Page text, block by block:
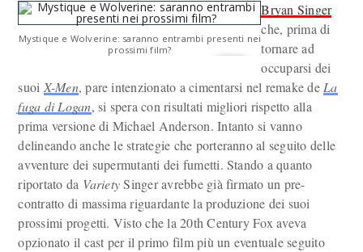
Mystique e Wolverine: saranno entrambi presenti nei
prossimi film?
Bryan Singer
che, prima di
tornare ad
occuparsi dei
suoi X-Men, pare intenzionato a cimentarsi nel remake de La
fuga di Logan, si spera con risultati migliori rispetto alla
prima versione di Michael Anderson. Intanto si vanno
delineando anche le strategie che porteranno al seguito delle
avventure dei supermutanti dei fumetti. Stando a quanto
riportato da VarietySinger avrebbe già firmato un pre-
contratto di massima riguardante la produzione dei suoi
prossimi progetti. Visto che la 20th Century Fox aveva
opzionato il cast per il primo film più un eventuale seguito